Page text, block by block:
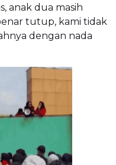
anak dua masih
tutup, kami tidak
dengan nada